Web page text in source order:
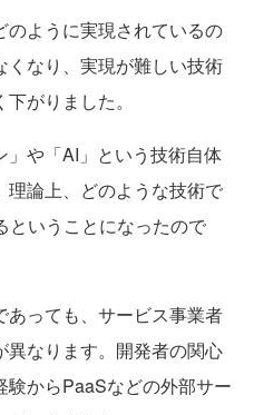
ように実現されているの
なり、実現が難しい技術
がりました。
や「AI」という技術自体
理論上、どのような技術で
ということになったので
っても、サービス事業者
異なります。開発者の関心
からPaaSなどの外部サー